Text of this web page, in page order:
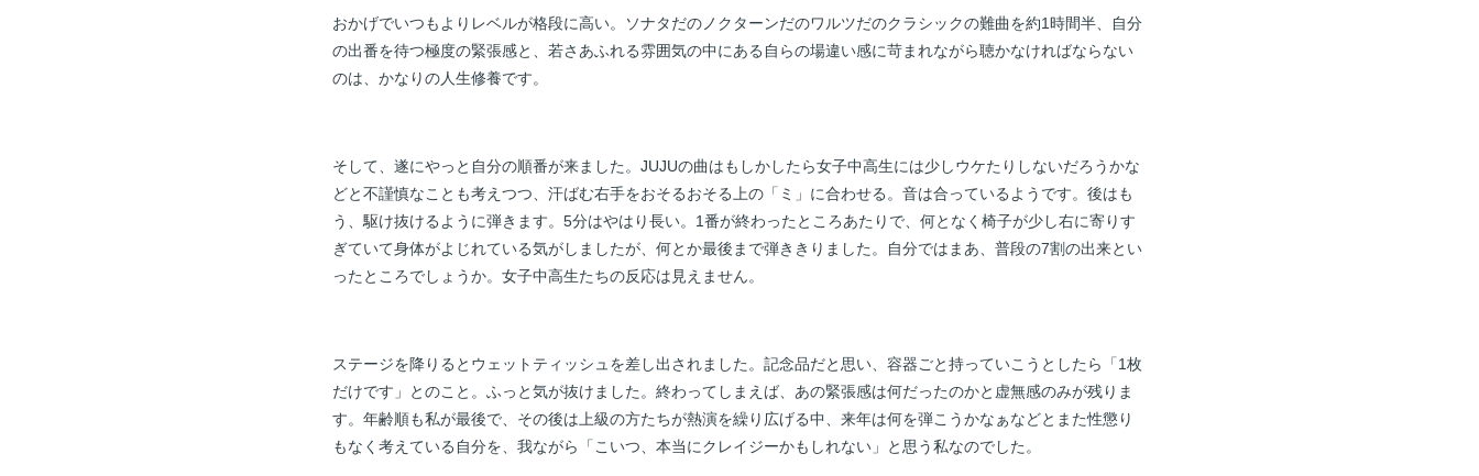
おかげでいつもよりレベルが格段に高い。ソナタだのノクターンだのワルツだのクラシックの難曲を約1時間半、自分
の出番を待つ極度の緊張感と、若さあふれる雰囲気の中にある自らの場違い感に苛まれながら聴かなければならない
のは、かなりの人生修養です。
そして、遂にやっと自分の順番が来ました。JUJUの曲はもしかしたら女子中高生には少しウケたりしないだろうかな
どと不謹慎なことも考えつつ、汗ばむ右手をおそるおそる上の「ミ」に合わせる。音は合っているようです。後はも
う、駆け抜けるように弾きます。5分はやはり長い。1番が終わったところあたりで、何となく椅子が少し右に寄りす
ぎていて身体がよじれている気がしましたが、何とか最後まで弾ききりました。自分ではまあ、普段の7割の出来とい
ったところでしょうか。女子中高生たちの反応は見えません。
ステージを降りるとウェットティッシュを差し出されました。記念品だと思い、容器ごと持っていこうとしたら「1枚
だけです」とのこと。ふっと気が抜けました。終わってしまえば、あの緊張感は何だったのかと虚無感のみが残りま
す。年齢順も私が最後で、その後は上級の方たちが熱演を繰り広げる中、来年は何を弾こうかなぁなどとまた性懲り
もなく考えている自分を、我ながら「こいつ、本当にクレイジーかもしれない」と思う私なのでした。